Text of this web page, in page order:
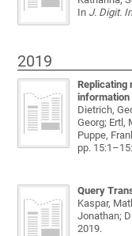
In J. Digit.
2019
Replicating
information
Dietrich,
Georg; Ertl,
Puppe,
pp.
Query
Kaspar,
Jonathan;
2019.